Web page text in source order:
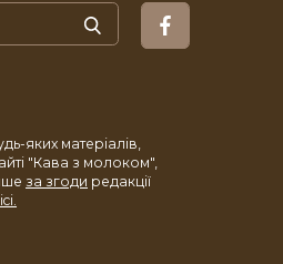
яких матеріалів,
"Кава з молоком",
за згоди редакції